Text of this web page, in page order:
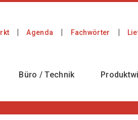
Agenda Fachwörter
Büro / Technik